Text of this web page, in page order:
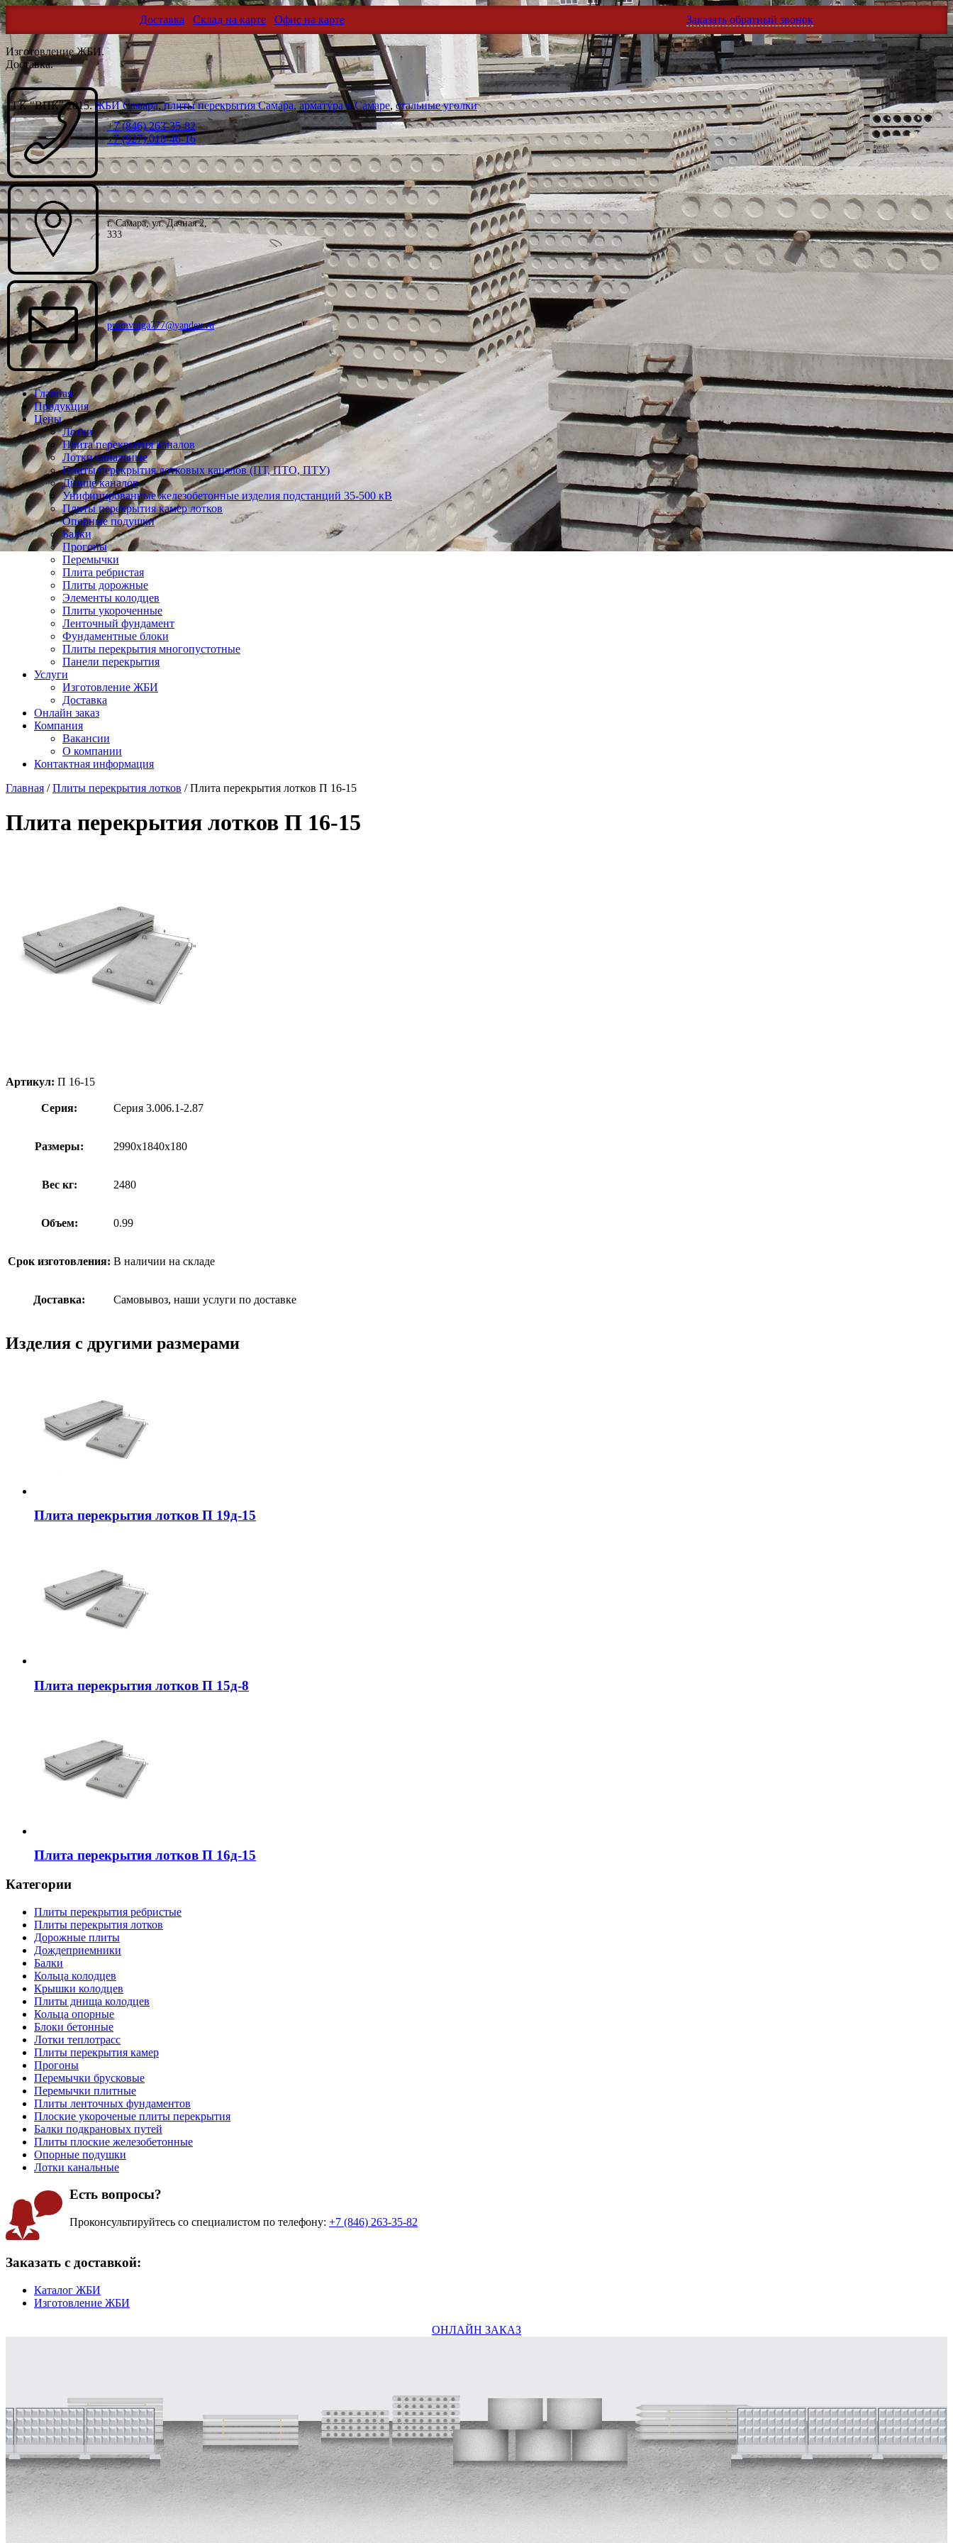
Доставка Склад на карте Офис на карте Заказать обратный звонок
Изготовление ЖБИ.
Доставка.
+7 (846) 263-35-82
+7 (927) 018-46-16
г. Самара, ул. Дачная 2,
333
promvolga777@yandex.ru
Главная
Продукция
Цены
Лотки
Плита перекрытия каналов
Лотки канальные
Плиты перекрытия лотковых каналов (ПТ, ПТО, ПТУ)
Днище каналов
Унифицированные железобетонные изделия подстанций 35-500 кВ
Плиты перекрытия камер лотков
Опорные подушки
Балки
Прогоны
Перемычки
Плита ребристая
Плиты дорожные
Элементы колодцев
Плиты укороченные
Ленточный фундамент
Фундаментные блоки
Плиты перекрытия многопустотные
Панели перекрытия
Услуги
Изготовление ЖБИ
Доставка
Онлайн заказ
Компания
Вакансии
О компании
Контактная информация
Главная /Плиты перекрытия лотков / Плита перекрытия лотков П 16-15
Плита перекрытия лотков П 16-15
Артикул: П 16-15
Серия: Серия 3.006.1-2.87
Размеры: 2990х1840х180
Вес кг: 2480
Объем: 0.99
Срок изготовления: В наличии на складе
Доставка: Самовывоз, наши услуги по доставке
Изделия с другими размерами
Плита перекрытия лотков П 19д-15
Плита перекрытия лотков П 15д-8
Плита перекрытия лотков П 16д-15
Категории
Плиты перекрытия ребристые
Плиты перекрытия лотков
Дорожные плиты
Дождеприемники
Балки
Кольца колодцев
Крышки колодцев
Плиты днища колодцев
Кольца опорные
Блоки бетонные
Лотки теплотрасс
Плиты перекрытия камер
Прогоны
Перемычки брусковые
Перемычки плитные
Плиты ленточных фундаментов
Плоские укороченые плиты перекрытия
Балки подкрановых путей
Плиты плоские железобетонные
Опорные подушки
Лотки канальные
Есть вопросы?
Проконсультируйтесь со специалистом по телефону: +7 (846) 263-35-82
Заказать с доставкой:
Каталог ЖБИ
Изготовление ЖБИ
ОНЛАЙН ЗАКАЗ
ГК "ВПК" 2015.ЖБИ Самара,плиты перекрытия Самара,арматура в Самаре,стальные уголки